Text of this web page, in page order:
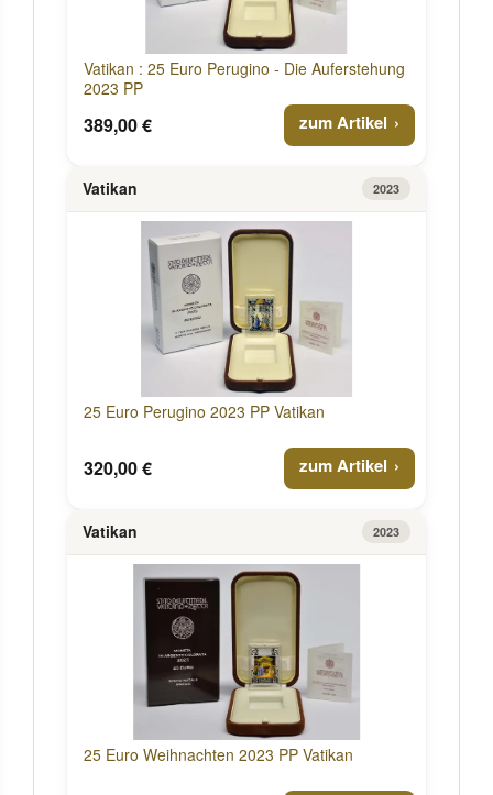
Vatikan : 25 Euro Perugino - Die Auferstehung
2023 PP
389,00 € zum Artikel
Vatikan 2023
25 Euro Perugino 2023 PP Vatikan
320,00 € zum Artikel
Vatikan 2023
25 Euro Weihnachten 2023 PP Vatikan